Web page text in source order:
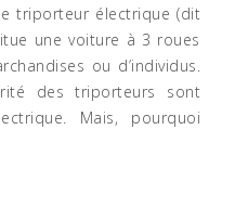
triporteur électrique (dit
une voiture à 3 roues
ou d’individus.
des triporteurs sont
Mais, pourquoi